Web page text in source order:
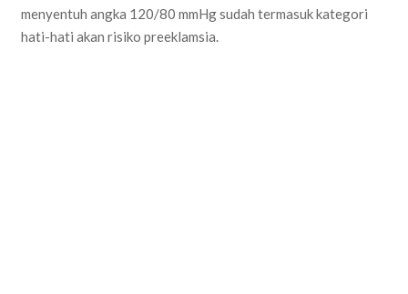
menyentuh angka 120/80 mmHg sudah termasuk kategori
hati-hati akan risiko preeklamsia.